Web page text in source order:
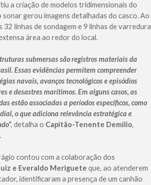
a criação de modelos tridimensionais do
gerou imagens detalhadas do casco. Ao
linhas de sondagem e 9 linhas de varredura
área ao redor do local.
submersas são registros materiais da
Essas evidências permitem compreender
navais, avanços tecnológicos e episódios
e desastres marítimos. Em alguns casos, as
estão associadas a períodos específicos, como
o que adiciona relevância estratégica e
, detalha o Capitão-Tenente Demilio,
contou com a colaboração dos
e Everaldo Meriguete que, ao atenderem
identificaram a presença de um canhão